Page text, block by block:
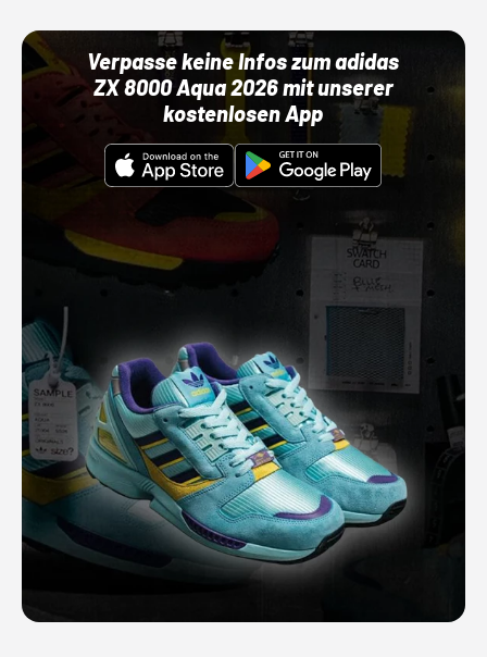
Verpasse keine Infos zum adidas
ZX 8000 Aqua 2026 mit unserer
kostenlosen App